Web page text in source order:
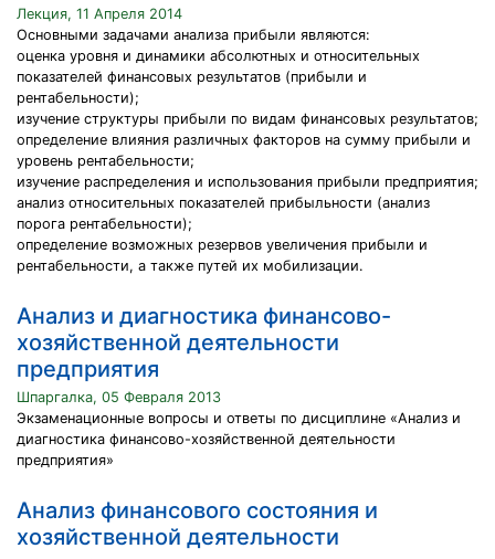
Лекция, 11 Апреля 2014
Основными задачами анализа прибыли являются:
оценка уровня и динамики абсолютных и относительных
показателей финансовых результатов (прибыли и
рентабельности);
изучение структуры прибыли по видам финансовых результатов;
определение влияния различных факторов на сумму прибыли и
уровень рентабельности;
изучение распределения и использования прибыли предприятия;
анализ относительных показателей прибыльности (анализ
порога рентабельности);
определение возможных резервов увеличения прибыли и
рентабельности, а также путей их мобилизации.
Анализ и диагностика финансово-
хозяйственной деятельности
предприятия
Шпаргалка, 05 Февраля 2013
Экзаменационные вопросы и ответы по дисциплине «Анализ и
диагностика финансово-хозяйственной деятельности
предприятия»
Анализ финансового состояния и
хозяйственной деятельности